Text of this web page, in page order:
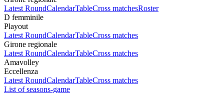
Latest RoundCalendarTableCross matchesRoster
D femminile
Playout
Latest RoundCalendarTableCross matches
Girone regionale
Latest RoundCalendarTableCross matches
Amavolley
Eccellenza
Latest RoundCalendarTableCross matches
List of seasons-game